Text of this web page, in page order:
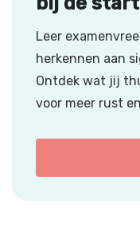
Leer
herkennen aan
Ontdek wat jij
voor meer rust